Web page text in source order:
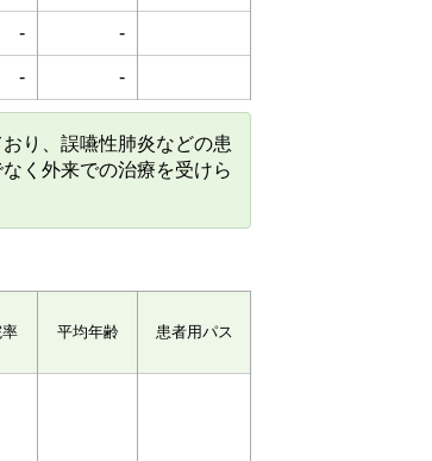
- -
- -
り、誤嚥性肺炎などの患
く外来での治療を受けら
平均年齢 患者用パス